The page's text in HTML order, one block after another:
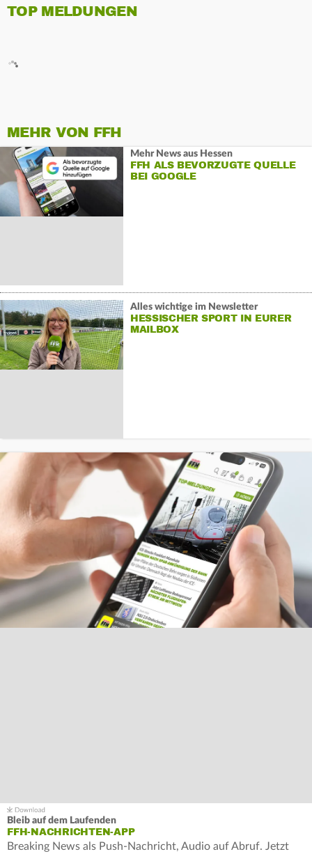
TOP MELDUNGEN
MEHR VON FFH
Mehr News aus Hessen
FFH ALS BEVORZUGTE QUELLE
BEI GOOGLE
Alles wichtige im Newsletter
HESSISCHER SPORT IN EURER
MAILBOX
Bleib auf dem Laufenden
FFH-NACHRICHTEN-APP
Breaking News als Push-Nachricht, Audio auf Abruf. Jetzt